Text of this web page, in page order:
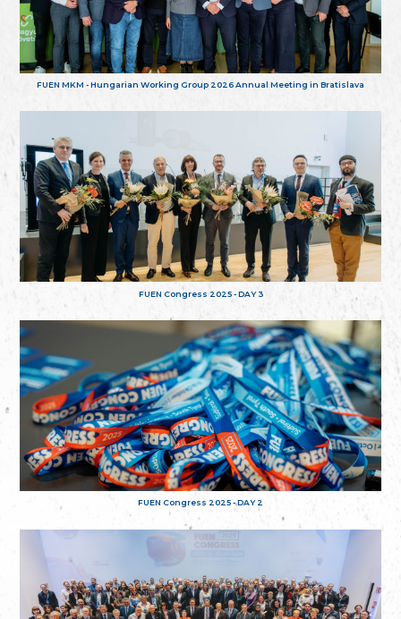
FUEN MKM - Hungarian Working Group 2026 Annual Meeting in Bratislava
FUEN Congress 2025 - DAY 3
FUEN Congress 2025 - DAY 2